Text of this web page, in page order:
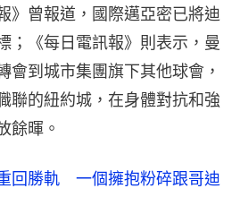
》曾報道，國際邁亞密已將迪
；《每日電訊報》則表示，曼
會到城市集團旗下其他球會，
聯的紐約城，在身體對抗和強
餘暉。
回勝軌 一個擁抱粉碎跟哥迪